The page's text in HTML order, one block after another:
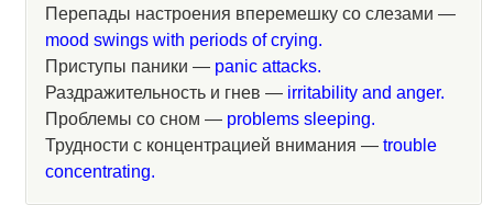
Перепады настроения вперемешку со слезами —
mood swings with periods of crying.
Приступы паники — panic attacks.
Раздражительность и гнев — irritability and anger.
Проблемы со сном — problems sleeping.
Трудности с концентрацией внимания — trouble
concentrating.